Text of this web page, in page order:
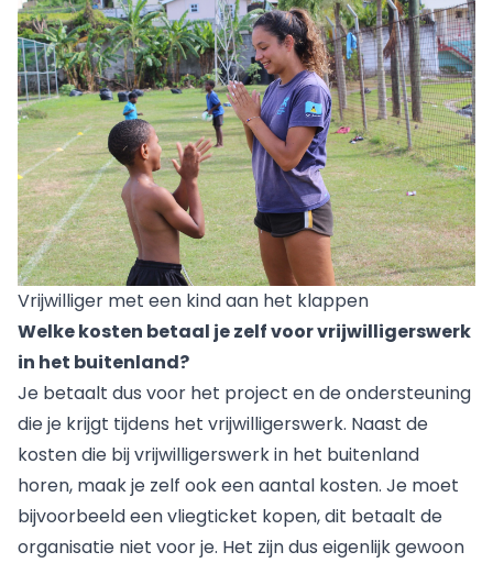
Vrijwilliger met een kind aan het klappen
Welke kosten betaal je zelf voor vrijwilligerswerk
in het buitenland?
Je betaalt dus voor het project en de ondersteuning
die je krijgt tijdens het vrijwilligerswerk. Naast de
kosten die bij vrijwilligerswerk in het buitenland
horen, maak je zelf ook een aantal kosten. Je moet
bijvoorbeeld een vliegticket kopen, dit betaalt de
organisatie niet voor je. Het zijn dus eigenlijk gewoon